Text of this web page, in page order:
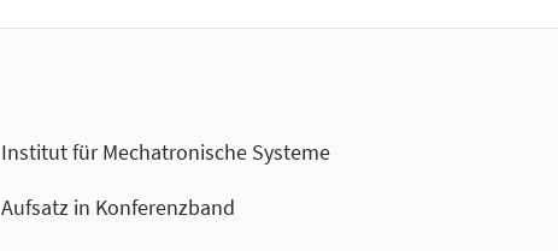
Institut für Mechatronische Systeme
Aufsatz in Konferenzband